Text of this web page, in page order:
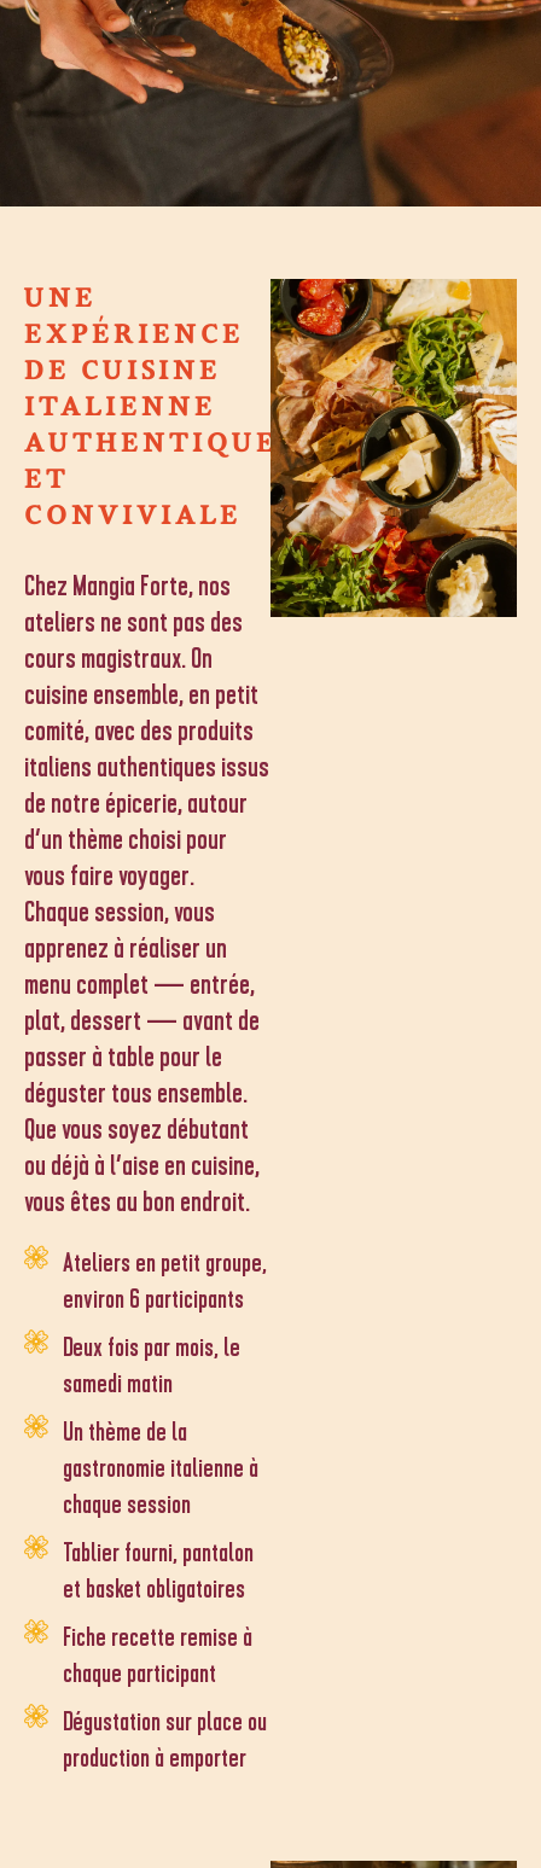
UNE
EXPÉRIENCE
DE CUISINE
ITALIENNE
AUTHENTIQUE
ET
CONVIVIALE
Chez Mangia Forte, nos
ateliers ne sont pas des
cours magistraux. On
cuisine ensemble, en petit
comité, avec des produits
italiens authentiques issus
de notre épicerie, autour
d’un thème choisi pour
vous faire voyager.
Chaque session, vous
apprenez à réaliser un
menu complet — entrée,
plat, dessert — avant de
passer à table pour le
déguster tous ensemble.
Que vous soyez débutant
ou déjà à l’aise en cuisine,
vous êtes au bon endroit.
Ateliers en petit groupe,
environ 6 participants
Deux fois par mois, le
samedi matin
Un thème de la
gastronomie italienne à
chaque session
Tablier fourni, pantalon
et basket obligatoires
Fiche recette remise à
chaque participant
Dégustation sur place ou
production à emporter